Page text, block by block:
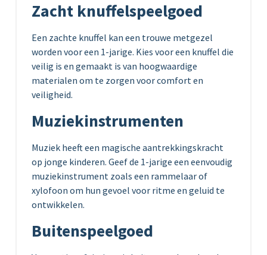
Zacht knuffelspeelgoed
Een zachte knuffel kan een trouwe metgezel
worden voor een 1-jarige. Kies voor een knuffel die
veilig is en gemaakt is van hoogwaardige
materialen om te zorgen voor comfort en
veiligheid.
Muziekinstrumenten
Muziek heeft een magische aantrekkingskracht
op jonge kinderen. Geef de 1-jarige een eenvoudig
muziekinstrument zoals een rammelaar of
xylofoon om hun gevoel voor ritme en geluid te
ontwikkelen.
Buitenspeelgoed